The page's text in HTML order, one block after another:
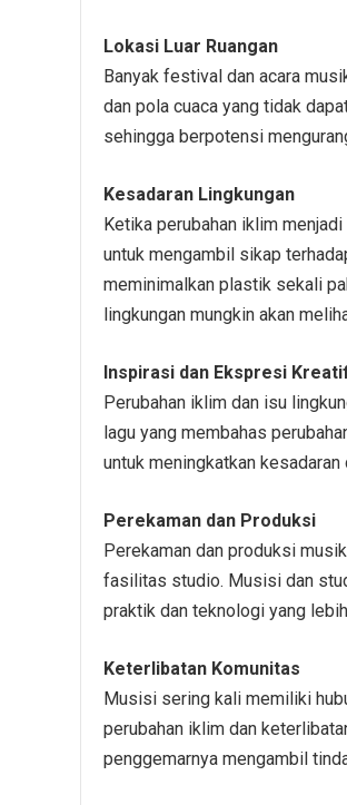
Lokasi Luar Ruangan
Banyak festival dan acara
dan pola cuaca yang tidak
sehingga berpotensi
Kesadaran Lingkungan
Ketika perubahan iklim
untuk mengambil sikap
meminimalkan plastik sekali
lingkungan mungkin akan
Inspirasi dan Ekspresi
Perubahan iklim dan isu
lagu yang membahas
untuk meningkatkan
Perekaman dan Produksi
Perekaman dan produksi
fasilitas studio. Musisi dan
praktik dan teknologi yang
Keterlibatan Komunitas
Musisi sering kali memiliki
perubahan iklim dan
penggemarnya mengambil